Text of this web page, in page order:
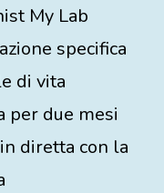
My Lab
specifica
di vita
per due mesi
diretta con la